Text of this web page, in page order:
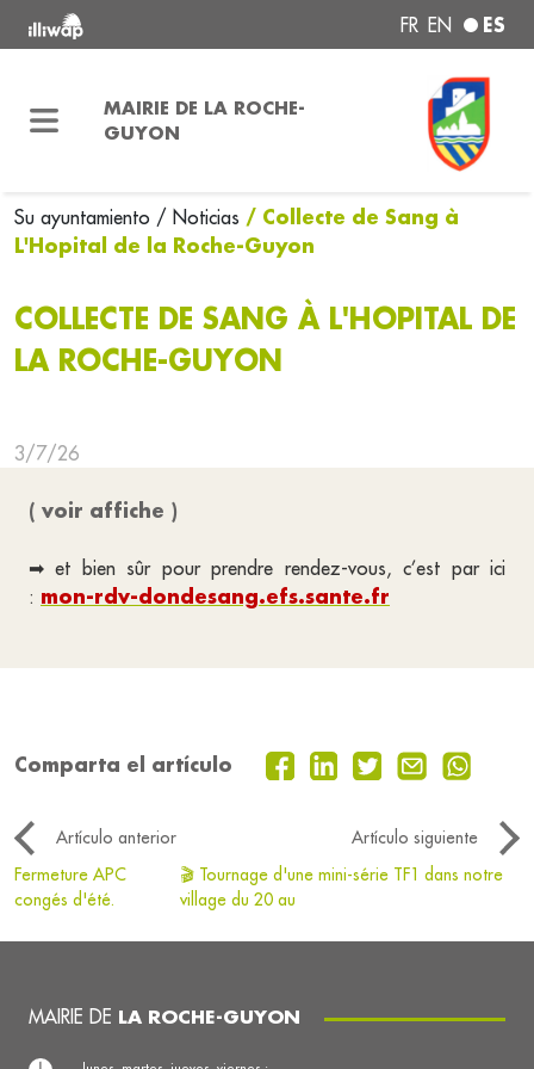
FR EN ES
MAIRIE DE LA ROCHE-
GUYON
Su ayuntamiento / Noticias / Collecte de Sang à
L'Hopital de la Roche-Guyon
COLLECTE DE SANG À L'HOPITAL DE
LA ROCHE-GUYON
3/7/26
( voir affiche )
➡ et bien sûr pour prendre rendez-vous, c’est par ici
: mon-rdv-dondesang.efs.sante.fr
Comparta el artículo
Artículo anterior
Artículo siguiente
Fermeture APC
congés d'été.
🎬 Tournage d'une mini-série TF1 dans notre
village du 20 au
MAIRIE DE LA ROCHE-GUYON